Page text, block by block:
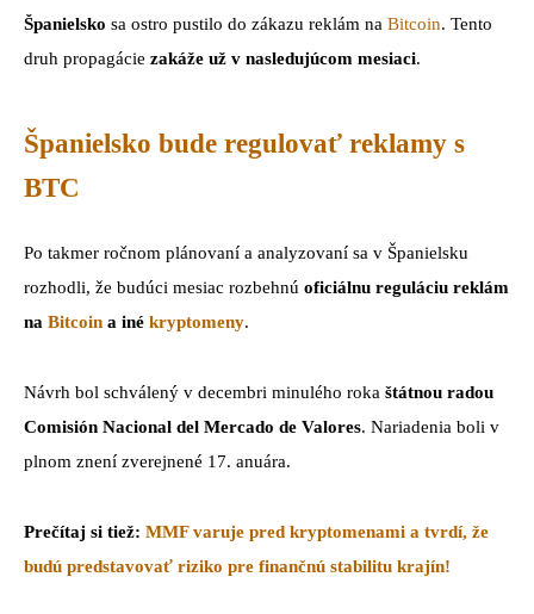
Španielsko sa ostro pustilo do zákazu reklám na Bitcoin. Tento
druh propagácie zakáže už v nasledujúcom mesiaci.
Španielsko bude regulovať reklamy s
BTC
Po takmer ročnom plánovaní a analyzovaní sa v Španielsku
rozhodli, že budúci mesiac rozbehnú oficiálnu reguláciu reklám
na Bitcoin a iné kryptomeny.
Návrh bol schválený v decembri minulého roka štátnou radou
Comisión Nacional del Mercado de Valores. Nariadenia boli v
plnom znení zverejnené 17. anuára.
Prečítaj si tiež: MMF varuje pred kryptomenami a tvrdí, že
budú predstavovať riziko pre finančnú stabilitu krajín!